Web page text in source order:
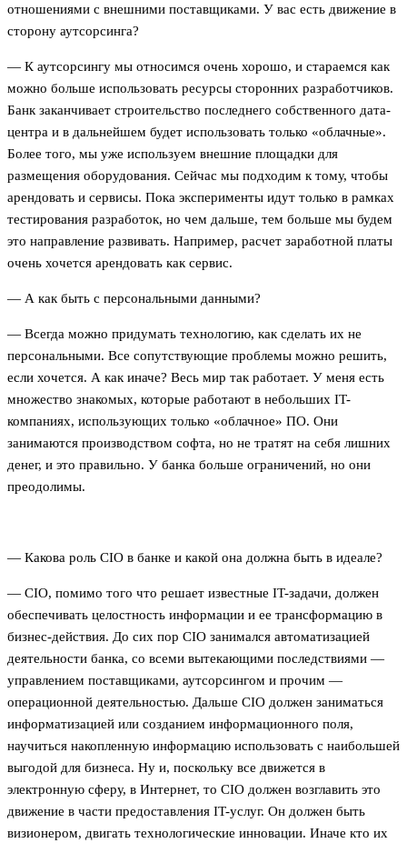
отношениями с внешними поставщиками. У вас есть движение в
сторону аутсорсинга?
— К аутсорсингу мы относимся очень хорошо, и стараемся как
можно больше использовать ресурсы сторонних разработчиков.
Банк заканчивает строительство последнего собственного дата-
центра и в дальнейшем будет использовать только «облачные».
Более того, мы уже используем внешние площадки для
размещения оборудования. Сейчас мы подходим к тому, чтобы
арендовать и сервисы. Пока эксперименты идут только в рамках
тестирования разработок, но чем дальше, тем больше мы будем
это направление развивать. Например, расчет заработной платы
очень хочется арендовать как сервис.
— А как быть с персональными данными?
— Всегда можно придумать технологию, как сделать их не
персональными. Все сопутствующие проблемы можно решить,
если хочется. А как иначе? Весь мир так работает. У меня есть
множество знакомых, которые работают в небольших IT-
компаниях, использующих только «облачное» ПО. Они
занимаются производством софта, но не тратят на себя лишних
денег, и это правильно. У банка больше ограничений, но они
преодолимы.
— Какова роль CIO в банке и какой она должна быть в идеале?
— CIO, помимо того что решает известные IT-задачи, должен
обеспечивать целостность информации и ее трансформацию в
бизнес-действия. До сих пор CIO занимался автоматизацией
деятельности банка, со всеми вытекающими последствиями —
управлением поставщиками, аутсорсингом и прочим —
операционной деятельностью. Дальше CIO должен заниматься
информатизацией или созданием информационного поля,
научиться накопленную информацию использовать с наибольшей
выгодой для бизнеса. Ну и, поскольку все движется в
электронную сферу, в Интернет, то CIO должен возглавить это
движение в части предоставления IT-услуг. Он должен быть
визионером, двигать технологические инновации. Иначе кто их